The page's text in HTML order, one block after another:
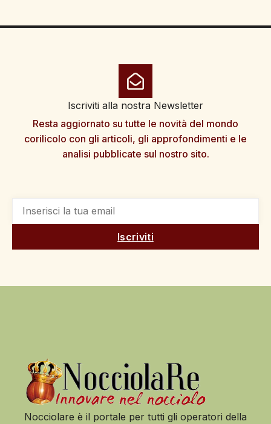
Iscriviti alla nostra Newsletter
Resta aggiornato su tutte le novità del mondo
corilicolo con gli articoli, gli approfondimenti e le
analisi pubblicate sul nostro sito.
Iscriviti
Nocciolare è il portale per tutti gli operatori della